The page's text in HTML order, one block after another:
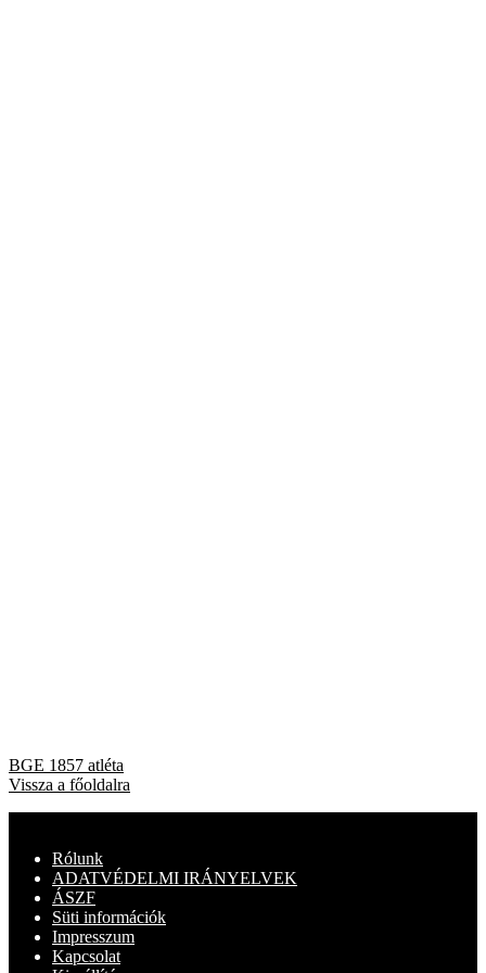
Bejegyzés
navigáció
Previous
post:
BGE 1857 atléta
Vissza a főoldalra
Rólunk
ADATVÉDELMI IRÁNYELVEK
ÁSZF
Süti információk
Impresszum
Kapcsolat